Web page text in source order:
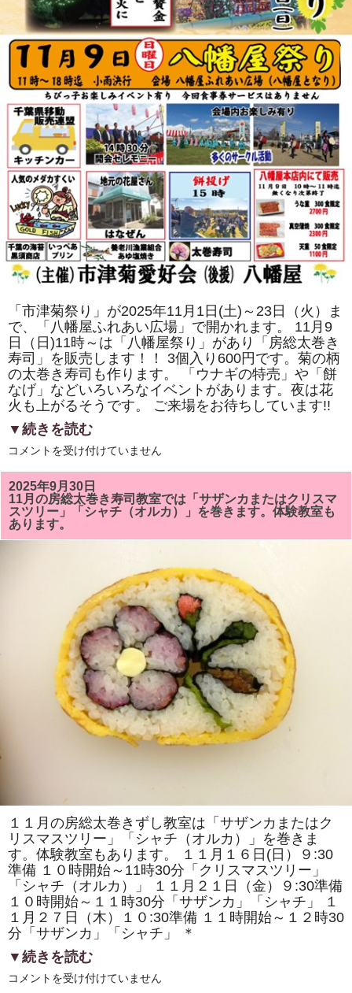
カ」
と
「レ
ー
パ
ン
ダ」
を
巻
き
ま
す。
体
教
室
も
あ
り
ま
す。
は
「市津菊祭り」が2025年11月1日(土)～23日（火）ま
で、「八幡屋ふれあい広場」で開かれます。 11月9
日（日)11時～は「八幡屋祭り」があり「房総太巻き
寿司」を販売します！！ 3個入り600円です。菊の柄
の太巻き寿司も作ります。 「ウナギの特売」や「餅
なげ」などいろいろなイベントがあります。夜は花
火も上がるそうです。 ご来場をお待ちしています!!
▼続きを読む
2025
11
月
9
日
（日)
の
「市
は
コメントを受け付けていません
2025年9月30日
11月の房総太巻き寿司教室では「サザンカまたはクリスマ
スツリー」「シャチ（オルカ）」を巻きます。体験教室も
あります。
１１月の房総太巻きずし教室は「サザンカまたはク
リスマスツリー」「シャチ（オルカ）」を巻きま
す。体験教室もあります。 １１月１６日(日）９:30
準備 １０時開始～11時30分「クリスマスツリー」
「シャチ（オルカ）」 １１月２１日（金）９:30準備
１０時開始～１１時30分「サザンカ」「シャチ」 １
１月２７日（木）１０:30準備 １１時開始～１２時30
分「サザンカ」「シャチ」 ＊
▼続きを読む
11
コメントを受け付けていません